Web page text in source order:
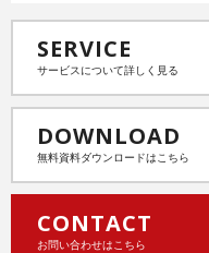
SERVICE
サービスについて詳しく見る
DOWNLOAD
無料資料ダウンロードはこちら
CONTACT
お問い合わせはこちら